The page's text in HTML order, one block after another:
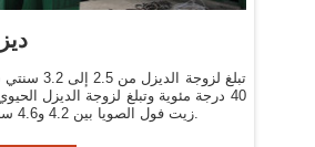
تبلغ لزوجة
40 درجة مئوية وتبلغ لزوجة الديزل
زيت فول الصويا بين 4.2 و4.6 سنتي ستوكس.